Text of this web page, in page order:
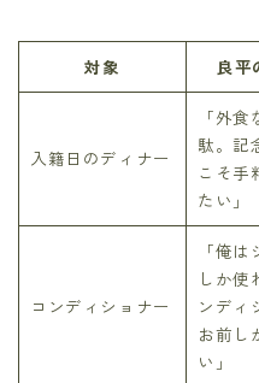
対象 良平
入籍日のディナー
「外
駄。記
こそ手
たい」
コンディショナー
「俺
しか使
ンディ
お前し
い」